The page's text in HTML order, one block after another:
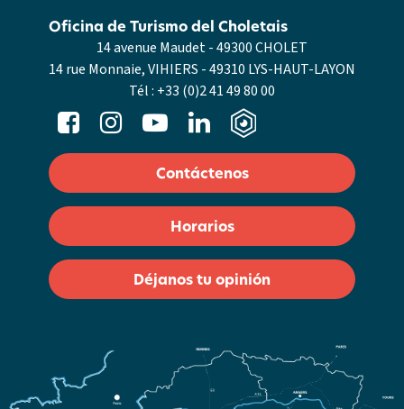
14 avenue Maudet - 49300 CHOLET
14 rue Monnaie, VIHIERS - 49310 LYS-HAUT-LAYON
Tél : +33 (0)2 41 49 80 00
Oficina de Turismo del Choletais
Contáctenos
Horarios
Déjanos tu opinión